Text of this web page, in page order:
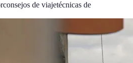
consejos de viajetécnicas de